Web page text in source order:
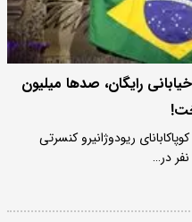
رایگان، صد‌ها میلیون
در ساحل کوپاکابانای ریودوژانیرو کنسرتی